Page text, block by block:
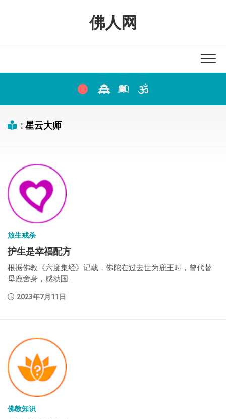
佛人网
: 星云大师
放生戒杀
护生是幸福配方
根据佛教《六度集经》记载，佛陀在过去世为鹿王时，曾代替
母鹿舍身，感动国...
2023年7月11日
佛教知识